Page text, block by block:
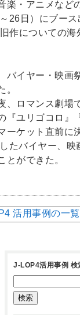
楽・アニメな
26日）にブー
作についての
バイヤー・映画
。
、ロマンス劇場
ユリゴコロ』
ーケット直前に
たバイヤー、
とができた。
活用事例の一
J-LOP4活用事例 検